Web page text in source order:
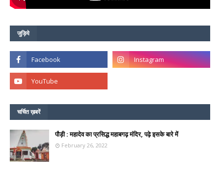
जुड़िये
चर्चित ख़बरें
पौड़ी : महादेव का प्रसिद्ध महाबगढ़ मंदिर, पढ़े इसके बारे में
February 26, 2022